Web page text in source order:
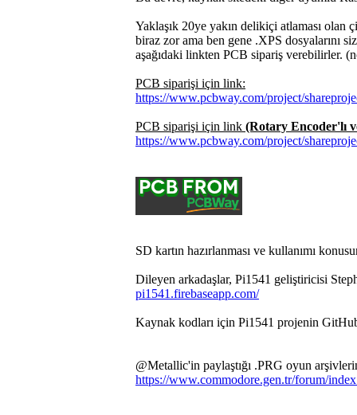
Yaklaşık 20ye yakın delikiçi atlaması
biraz zor ama ben gene .XPS dosyalarını
aşağıdaki linkten PCB sipariş verebilirler.
PCB siparişi için link:
https://www.pcbway.com/project/
PCB siparişi için link (Rotary Encoder'lı
https://www.pcbway.com/project/
SD kartın hazırlanması ve kullanımı
Dileyen arkadaşlar, Pi1541 geliştiricisi
pi1541.firebaseapp.com/
Kaynak kodları için Pi1541 projenin
@Metallic'in paylaştığı .PRG oyun
https://www.commodore.gen.tr/forum/